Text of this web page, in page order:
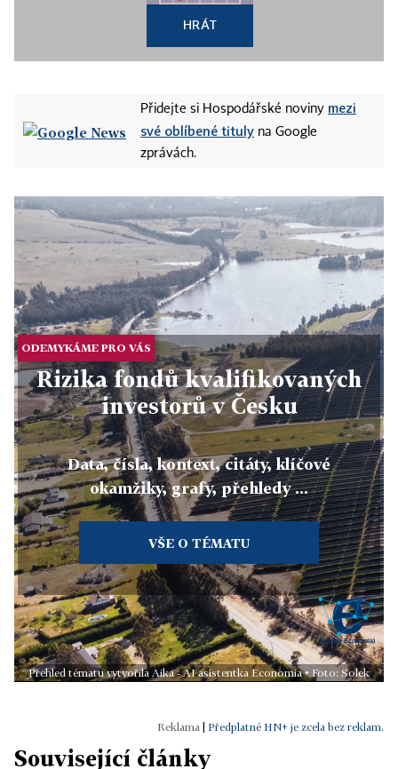
HRÁT
Přidejte si Hospodářské noviny mezi
své oblíbené tituly na Google
zprávách.
ODEMYKÁME PRO VÁS
Rizika fondů kvalifikovaných
investorů v Česku
Data, čísla, kontext, citáty, klíčové
okamžiky, grafy, přehledy ...
VŠE O TÉMATU
Přehled tématu vytvořila Aika - AI asistentka Economia • Foto: Solek
| Předplatné HN+ je zcela bez reklam.
Související články